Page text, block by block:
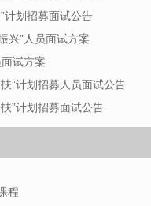
计划招募面试公告
兴”人员面试方案
试方案
”计划招募人员面试公告
”计划招募面试公告
程